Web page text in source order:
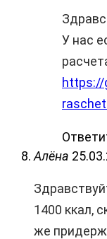
У нас
https://
Алёна
1400 ккал,
же